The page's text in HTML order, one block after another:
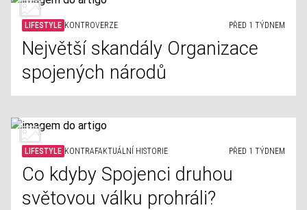
LIFESTYLE KONTROVERZE PŘED 1 TÝDNEM
Největší skandály Organizace
spojených národů
LIFESTYLE KONTRAFAKTUÁLNÍ HISTORIE PŘED 1 TÝDNEM
Co kdyby Spojenci druhou
světovou válku prohráli?